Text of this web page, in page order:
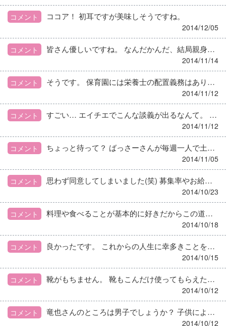
コメント ココア！ 初耳ですが美味しそうですね。
2014/12/05
コメント 皆さん優しいですね。 なんだかんだ、結局親身になってアドバイスしている。 少なくともトピ主さんは落ち着いたようですよ。 皆さん見てる方が、いい人たちだなあって思いますね。
2014/11/14
コメント そうです。 保育園には栄養士の配置義務はありません。 でも栄養士職として契約更新された。 献立も栄養士がたててと言われた。 何の意図があってだと思いますか？ 保護者にとって、 栄養士が栄養管理をしていて、 何かの時には相談できると言うのは 大きな安心なんですよ。 今から厳しいことを言います…。 自分の立ち位置で迷うことはあるでしょうけど、 プライドが高いんでしょうか？といっている割に 栄養士にしかできないことを何かしてるんでしょうか？ 回りの言葉に流されないで、自分が 何を求められているかよく考えた方がいいと思います。
2014/11/12
コメント すごい… エイチエでこんな談義が出るなんて。 それにしてもﾄピ主さんここまで言われてスルーってのがすごい。
2014/11/12
コメント ちょっと待って？ ばっさーさんが毎週一人で土曜出勤ですか？ 先輩の管理栄養士さんも土曜出勤を半分するんでしょう？ 私ではわからないって、私の話よね？？ 言う権利ないって、何かあったときに責任とるのは管理栄養士だよーー！
2014/11/05
コメント 思わず同意してしまいました(笑) 募集率やお給料を見るなら薬剤師さんはいいなあと思います、正直。 それでも高校生に戻ってどの学部にするか… 決めるならやっぱり栄養士業するかもです。 保育園でご飯作って食育してお母さん達の悩み聞いて、 家でも子供にご飯作ってついでに自分ちで食育して。 なんだかんだ、やりがいはあるんだよなあと思います。
2014/10/23
コメント 料理や食べることが基本的に好きだからこの道に進むんでしょうが、 自宅でちょこちょこってしてるのと仕事として調理するのってまた違う気がします。 栄養指導したいから、って言う子ほど、 調理が出来ないとアドバイス出来ない気がします。 保育園でも、アレルギーの保護者は限られた食材で どういう料理をすればいいのかよく聞いてこられますので、 その子のアレルギーにに合わせてレシピを作って渡したりします。 家族構成も考えて、アレルギーでない他の兄弟も好きそうな具材で 全員が食べられるものなど。 勉強の毎日ですが、栄養士=料理出来ると思われるのは 病院、老人施設、児童施設どの職場も同じです。
2014/10/18
コメント 良かったです。 これからの人生に幸多きことを祈っています。
2014/10/15
コメント 靴がもちません。 靴もこんだけ使ってもらえたらもういいだろうと。 買う方としては達成感がありますね。
2014/10/12
コメント 竜也さんのところは男子でしょうか？ 子供によって、服の消耗の激しい子っていますよね。 息子は特にズボンをよく破きます。もう小学生なのに… 私自身は２０年前の服が未だにちょっと着れたりするくらい物持ちがいいので、どうやったらそんなに破くのか理解できません…笑)
2014/10/12